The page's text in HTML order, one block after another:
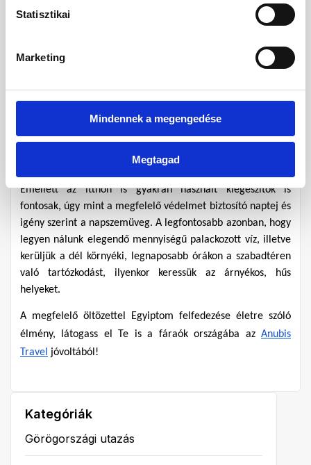
Statisztikai
Marketing
Mindennek a megengedése
Megtagad
Kiegészítők és napvédelem
Az év nagy részében napos időjárás azt is jelenti, hogy
lényegében bármikor utazunk, fontos gondoskodni a
ami takarja a testünket, de jó szellőzést biztosít. Emellett
ugyanis bizonyos épületekbe csak fedett fejjel léphetnek be.
Emellett az itthon is gyakran használt kiegészítők is
fontosak, úgy mint a megfelelő védelmet biztosító naptej és
igény szerint a napszemüveg. A legfontosabb azonban, hogy
legyen nálunk elegendő mennyiségű palackozott víz, illetve
kerüljük a dél környéki, legnaposabb órákon a szabadtéren
való tartózkodást, ilyenkor keressük az árnyékos, hűs
helyeket.
A megfelelő öltözettel Egyiptom felfedezése életre szóló
élmény, látogass el Te is a fáraók országába az Anubis
Travel jóvoltából!
Kategóriák
Görögországi utazás